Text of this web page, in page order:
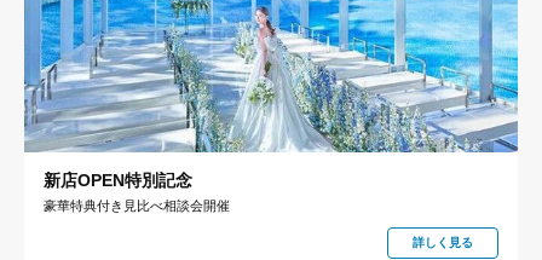
新店OPEN特別記念
豪華特典付き見比べ相談会開催
詳しく見る